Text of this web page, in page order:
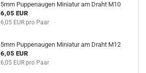
5mm Puppenaugen Miniatur am Draht M10
6,05 EUR
6,05 EUR pro Paar
5mm Puppenaugen Miniatur am Draht M12
6,05 EUR
6,05 EUR pro Paar